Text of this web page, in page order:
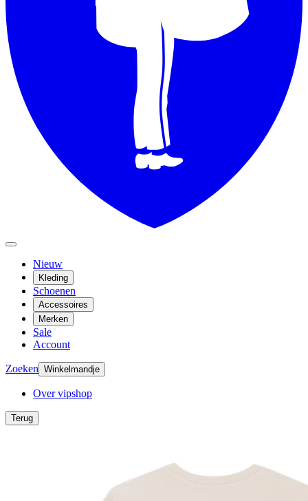
Nieuw
Kleding
Schoenen
Accessoires
Merken
Sale
Account
Zoeken Winkelmandje
Over vipshop
Terug